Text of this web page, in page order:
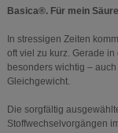
Basica®. Für mein
In stressigen Zeiten
oft viel zu kurz. Gerade
besonders wichtig –
Gleichgewicht.
Die sorgfältig
Stoffwechselvorgängen